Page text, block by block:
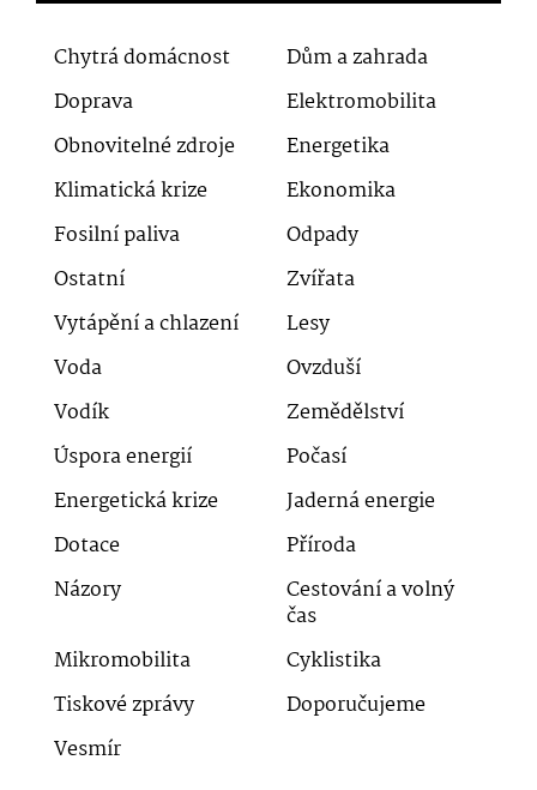
Chytrá domácnost
Dům a zahrada
Doprava
Elektromobilita
Obnovitelné zdroje
Energetika
Klimatická krize
Ekonomika
Fosilní paliva
Odpady
Ostatní
Zvířata
Vytápění a chlazení
Lesy
Voda
Ovzduší
Vodík
Zemědělství
Úspora energií
Počasí
Energetická krize
Jaderná energie
Dotace
Příroda
Názory
Cestování a volný
čas
Mikromobilita
Cyklistika
Tiskové zprávy
Doporučujeme
Vesmír